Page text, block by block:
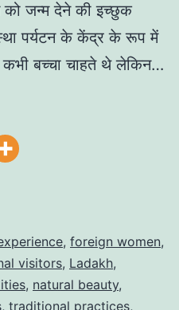
को जन्म देने की इच्छुक
पर्यटन के केंद्र के रूप में
बच्चा चाहते थे लेकिन…
, foreign women,
visitors, Ladakh,
, natural beauty,
, traditional practices,